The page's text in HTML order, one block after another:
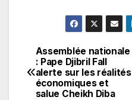
Navigation
de
Assemblée nationale
: Pape Djibril Fall
alerte sur les réalités
économiques et
salue Cheikh Diba